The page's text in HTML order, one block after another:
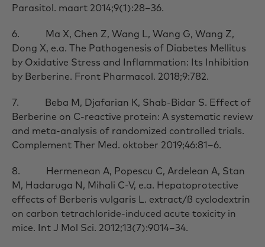
Parasitol. maart 2014;9(1):28–36.
6. Ma X, Chen Z, Wang L, Wang G, Wang Z,
Dong X, e.a. The Pathogenesis of Diabetes Mellitus
by Oxidative Stress and Inflammation: Its Inhibition
by Berberine. Front Pharmacol. 2018;9:782.
7. Beba M, Djafarian K, Shab-Bidar S. Effect of
Berberine on C-reactive protein: A systematic review
and meta-analysis of randomized controlled trials.
Complement Ther Med. oktober 2019;46:81–6.
8. Hermenean A, Popescu C, Ardelean A, Stan
M, Hadaruga N, Mihali C-V, e.a. Hepatoprotective
effects of Berberis vulgaris L. extract/ß cyclodextrin
on carbon tetrachloride-induced acute toxicity in
mice. Int J Mol Sci. 2012;13(7):9014–34.